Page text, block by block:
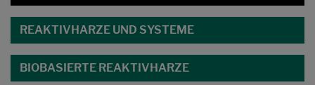
REAKTIVHARZE UND SYSTEME
BIOBASIERTE REAKTIVHARZE